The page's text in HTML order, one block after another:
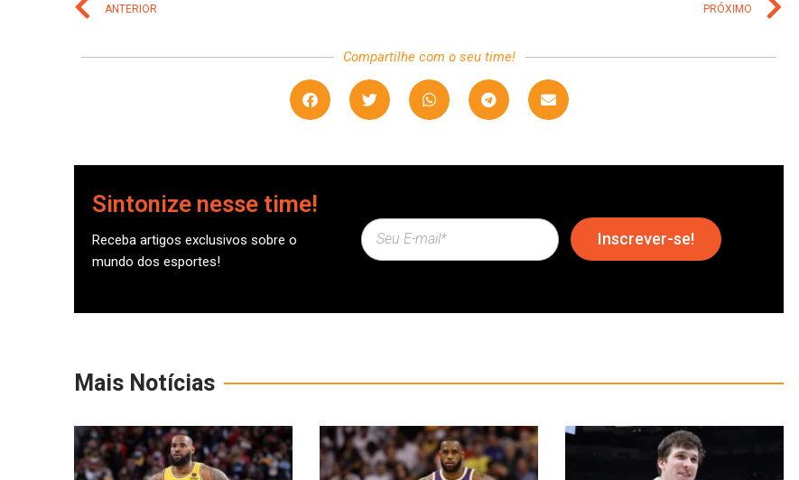
ANTERIOR PRÓXIMO
Compartilhe com o seu time!
Sintonize nesse time!
Receba artigos exclusivos sobre o
mundo dos esportes!
Inscrever-se!
Mais Notícias